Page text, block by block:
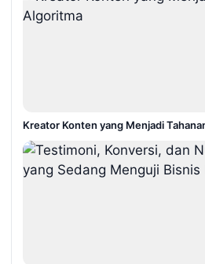
Kreator Konten yang Menjadi